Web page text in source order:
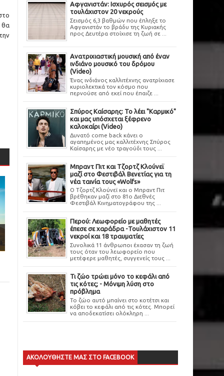
θα
Αφγανιστάν: Ισχυρός σεισμός με
τουλάχιστον 20 νεκρούς
Σεισμός 6,3 βαθμών που έπληξε το
Αφγανιστάν το βράδυ της Κυριακής
προς Δευτέρα στοίχισε τη ζωή σε ...
Ανατριχιαστική μουσική από έναν
ινδιάνο μουσικό του δρόμου
(Video)
Ένας ινδιάνος καλλιτέχνης ανατρίχιασε
κυριολεκτικά τον κόσμο που
περνούσε από εκεί που έπαιζε ...
Σπύρος Καίσαρης: Το λέει "Καρμικό"
και μας υπόσχεται ξέφρενο
καλοκαίρι (Video)
Δυνατό come back κάνει ο
αγαπημένος μας καλλιτέχνης Σπύρος
Καίσαρης με νέο τραγούδι τους ...
Μπραντ Πιτ και Τζορτζ Κλούνεϊ
μαζί στο Φεστιβάλ Βενετίας για τη
νέα ταινία τους «Wolfs»
Ο Τζορτζ Κλούνεϊ και ο Μπραντ Πιτ
βρέθηκαν μαζί στο 81ο Διεθνές
Φεστιβάλ Κινηματογράφου της ...
Περού: Λεωφορείο με μαθητές
έπεσε σε χαράδρα -Τουλάχιστον 11
νεκροί και 18 τραυματίες
Συνολικά 11 άνθρωποι έχασαν τη ζωή
τους όταν του λεωφορείο που
μετέφερε μαθητές, συγγενείς τους ...
Τι ζώο τρώει μόνο το κεφάλι από
τις κότες; - Μόνιμη λύση στο
πρόβλημα
Το ζώο αυτό μπαίνει στο κοτέτσι και
κόβει το κεφάλι από τις κότες. Μπορεί
να αποδεκατίσει ολόκληρη ...
ΑΚΟΛΟΥΘΗΣΤΕ ΜΑΣ ΣΤΟ FACEBOOK